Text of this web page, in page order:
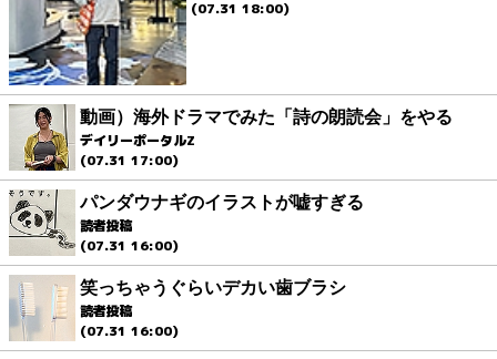
(07.31 18:00)
動画）海外ドラマでみた「詩の朗読会」をやる
デイリーポータルZ
(07.31 17:00)
パンダウナギのイラストが嘘すぎる
読者投稿
(07.31 16:00)
笑っちゃうぐらいデカい歯ブラシ
読者投稿
(07.31 16:00)